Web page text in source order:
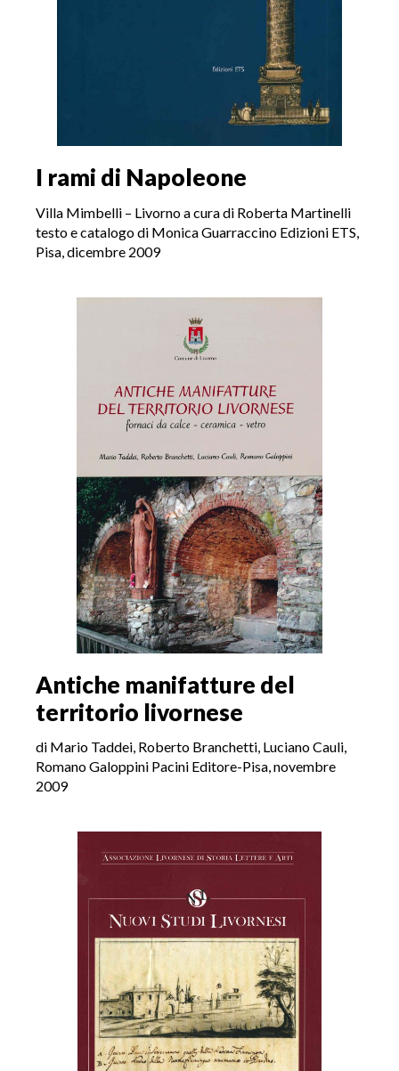
I rami di Napoleone
Villa Mimbelli – Livorno a cura di Roberta Martinelli
testo e catalogo di Monica Guarraccino Edizioni ETS,
Pisa, dicembre 2009
Antiche manifatture del
territorio livornese
di Mario Taddei, Roberto Branchetti, Luciano Cauli,
Romano Galoppini Pacini Editore-Pisa, novembre
2009